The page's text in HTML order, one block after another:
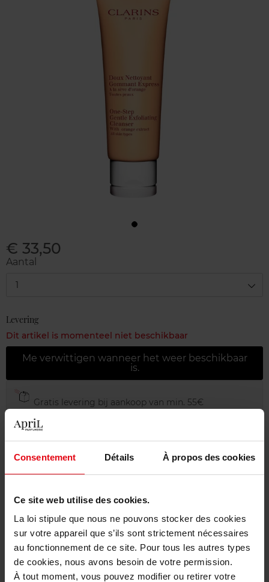
Consentement Détails À propos des cookies
Ce site web utilise des cookies.
La loi stipule que nous ne pouvons stocker des cookies
sur votre appareil que s’ils sont strictement nécessaires
au fonctionnement de ce site. Pour tous les autres types
de cookies, nous avons besoin de votre permission.
À tout moment, vous pouvez modifier ou retirer votre
€ 33,50
Aantal
1
Levering
Dit artikel is momenteel niet beschikbaar
Me verwittigen wanneer het weer beschikbaar
is.
Gratis levering bij aankoop van min. 55€
Gratis retour in je winkelpunt
Gratis verpakking
Beschrijving
Gebruiksadvies